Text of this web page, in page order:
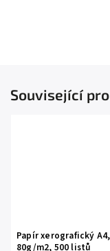
Související
Papír xerografický A4,
80g/m2, 500 listů